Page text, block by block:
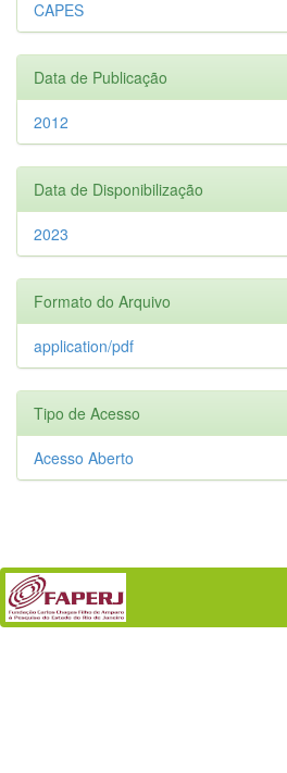
CAPES
Data de Publicação
2012
Data de Disponibilização
2023
Formato do Arquivo
application/pdf
Tipo de Acesso
Acesso Aberto